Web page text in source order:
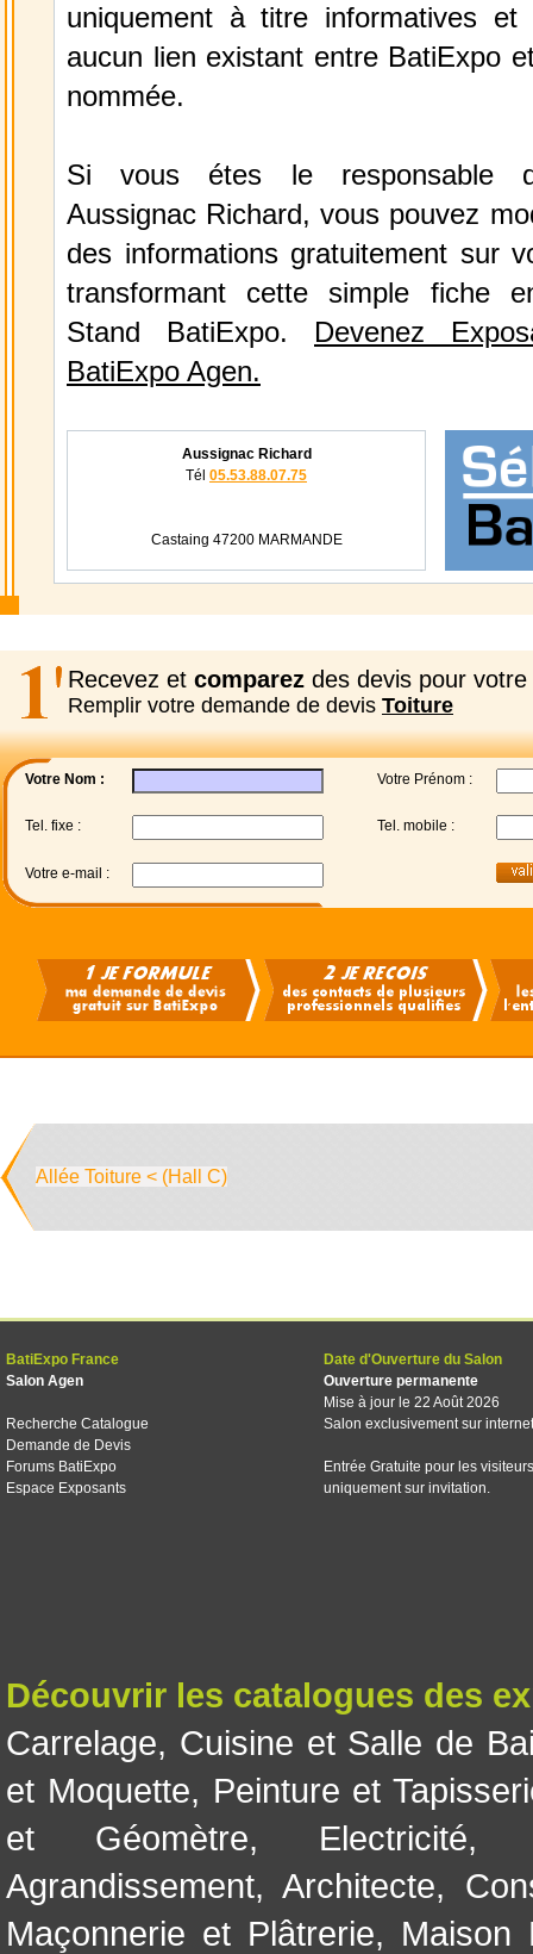
uniquement à titre informatives et
aucun lien existant entre BatiExpo
nommée.
Si vous étes le responsable
Aussignac Richard, vous pouvez
des informations gratuitement sur
transformant cette simple fiche
Stand BatiExpo. Devenez
BatiExpo Agen.
Aussignac Richard
Tél 05.53.88.07.75
Castaing 47200 MARMANDE
Recevez et comparez des devis pour votre
Remplir votre demande de devis Toiture
Votre Nom : Votre Prénom :
Tel. fixe : Tel. mobile :
Votre e-mail :
Allée Toiture < (Hall C)
BatiExpo France
Salon Agen
Recherche Catalogue
Demande de Devis
Forums BatiExpo
Espace Exposants
Date d'Ouverture du Salon
Ouverture permanente
Mise à jour le 22 Août 2026
Salon exclusivement sur internet
Entrée Gratuite pour les visiteurs
uniquement sur invitation.
Découvrir les catalogues des
Carrelage, Cuisine et Salle de
et Moquette, Peinture et
et Géomètre, Electricité
Agrandissement, Architecte,
Maçonnerie et Plâtrerie, Maison